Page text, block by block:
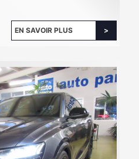
EN SAVOIR PLUS